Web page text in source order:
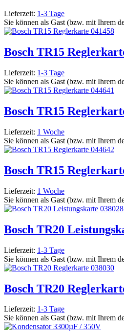
Lieferzeit: 1-3 Tage
Sie können als Gast (bzw. mit Ihrem
Bosch TR15
Lieferzeit: 1-3 Tage
Sie können als Gast (bzw. mit Ihrem
Bosch TR15
Lieferzeit: 1 Woche
Sie können als Gast (bzw. mit Ihrem
Bosch TR15
Lieferzeit: 1 Woche
Sie können als Gast (bzw. mit Ihrem
Bosch TR20
Lieferzeit: 1-3 Tage
Sie können als Gast (bzw. mit Ihrem
Bosch TR20
Lieferzeit: 1-3 Tage
Sie können als Gast (bzw. mit Ihrem